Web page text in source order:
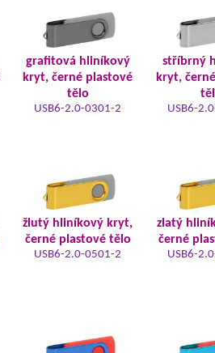
grafitová hliníkový
kryt, černé plastové
tělo
USB6-2.0-0301-2
stříbrný
kryt,
USB6-
žlutý hliníkový kryt,
černé plastové tělo
USB6-2.0-0501-2
zlatý
černé
USB6-